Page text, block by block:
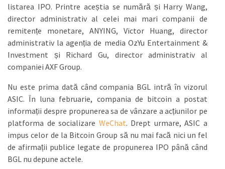
listarea IPO. Printre aceștia se numără și Harry Wang,
director administrativ al celei mai mari companii de
remitențe monetare, ANYING, Victor Huang, director
administrativ la agenția de media OzYu Entertainment &
Investment și Richard Gu, director administrativ al
companiei AXF Group.
Nu este prima dată când compania BGL intră în vizorul
ASIC. În luna februarie, compania de bitcoin a postat
informații despre propunerea sa de vânzare a acțiunilor pe
platforma de socializare WeChat. Drept urmare, ASIC a
impus celor de la Bitcoin Group să nu mai facă nici un fel
de afirmații publice legate de propunerea IPO până când
BGL nu depune actele.